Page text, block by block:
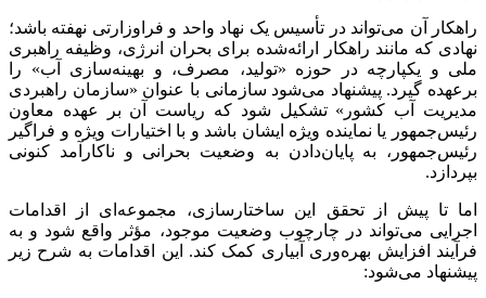
راهکار آن می‌تواند در تأسیس یک نهاد واحد و فراوزارتی نهفته باشد؛
نهادی که مانند راهکار ارائه‌شده برای بحران انرژی، وظیفه راهبری
ملی و یکپارچه در حوزه «تولید، مصرف، و بهینه‌سازی آب» را
برعهده گیرد. پیشنهاد می‌شود سازمانی با عنوان «سازمان راهبردی
مدیریت آب کشور» تشکیل شود که ریاست آن بر عهده معاون
رئیس‌جمهور یا نماینده ویژه ایشان باشد و با اختیارات ویژه و فراگیر
رئیس‌جمهور، به پایان‌دادن به وضعیت بحرانی و ناکارآمد کنونی
بپردازد.
اما تا پیش از تحقق این ساختارسازی، مجموعه‌ای از اقدامات
اجرایی می‌تواند در چارچوب وضعیت موجود، مؤثر واقع شود و به
فرآیند افزایش بهره‌وری آبیاری کمک کند. این اقدامات به شرح زیر
پیشنهاد می‌شود: